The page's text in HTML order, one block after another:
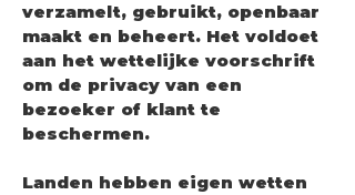
verzamelt, gebruikt, openbaar
maakt en beheert. Het voldoet
aan het wettelijke voorschrift
om de privacy van een
bezoeker of klant te
beschermen.
Landen hebben eigen wetten